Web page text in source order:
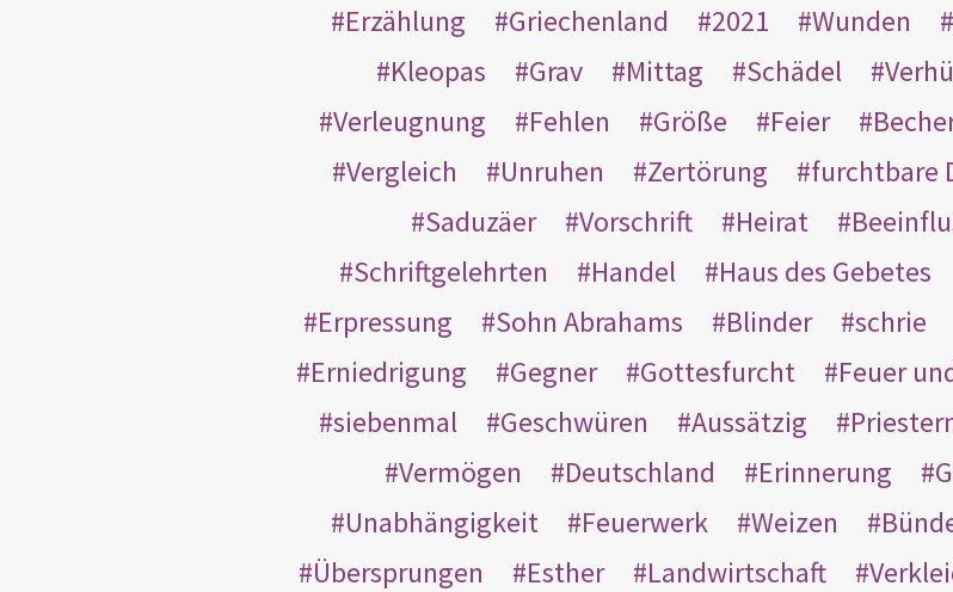
Erzählung
Griechenland 2021 Wunden
Kleopas
Grav Mittag Schädel
Verleugnung
Fehlen Größe Feier
Vergleich
Unruhen Zertörung furchtbare
Saduzäer
Vorschrift Heirat
Schriftgelehrten
Handel Haus des Gebetes
Erpressung
Sohn Abrahams Blinder schrie
Erniedrigung
Gegner Gottesfurcht Feuer
siebenmal
Geschwüren Aussätzig
Vermögen
Deutschland Erinnerung
Unabhängigkeit
Feuerwerk Weizen
Übersprungen
Esther Landwirtschaft